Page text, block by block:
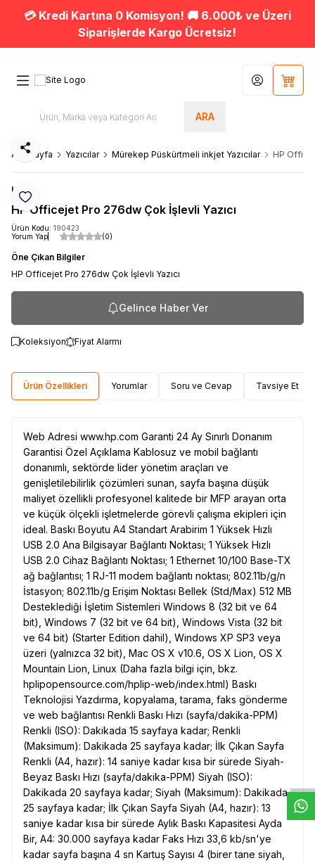
💳 Kredi Kartına 0 Komisyon! 🚚 6.000₺ ve Üzeri
Siparişlerde Kargo Ücretsiz!
ARA
Hesabım
Ana Sayfa Yazıcılar Mürekep Püskürtmeli inkjet Yazıcılar HP
Favoriye Ekle
Paylaş
HP
HP Officejet Pro 276dw Çok İşlevli Yazıcı
Ürün Kodu: 190423
Yorum Yap
(0)
Öne Çıkan Bilgiler
HP Officejet Pro 276dw Çok İşlevli Yazıcı
Gelince Haber Ver
Koleksiyon Fiyat Alarmı
Ürün Özellikleri Yorumlar Soru ve Cevap Tavsiye Et
Web Adresi www.hp.com Garanti 24 Ay Sınırlı Donanım
Garantisi Özel Açıklama Kablosuz ve mobil bağlantı
donanımlı, sektörde lider yönetim araçları ve
genişletilebilirlik çözümleri sunan, sayfa başına düşük
maliyet özellikli profesyonel kalitede bir MFP arayan orta
ve küçük ölçekli işletmelerde görevli çalışma ekipleri için
ideal. Baskı Boyutu A4 Standart Arabirim 1 Yüksek Hızlı
USB 2.0 Ana Bilgisayar Bağlantı Noktası; 1 Yüksek Hızlı
USB 2.0 Cihaz Bağlantı Noktası; 1 Ethernet 10/100 Base-TX
ağ bağlantısı; 1 RJ-11 modem bağlantı noktası; 802.11b/g/n
İstasyon; 802.11b/g Erişim Noktası Bellek (Std/Max) 512 MB
Desteklediği İşletim Sistemleri Windows 8 (32 bit ve 64
bit), Windows 7 (32 bit ve 64 bit), Windows Vista (32 bit
ve 64 bit) (Starter Edition dahil), Windows XP SP3 veya
üzeri (yalnızca 32 bit), Mac OS X v10.6, OS X Lion, OS X
Mountain Lion, Linux (Daha fazla bilgi için, bkz.
hplipopensource.com/hplip-web/index.html) Baskı
Teknolojisi Yazdırma, kopyalama, tarama, faks gönderme
ve web bağlantısı Renkli Baskı Hızı (sayfa/dakika-PPM)
Renkli (ISO): Dakikada 15 sayfaya kadar; Renkli
(Maksimum): Dakikada 25 sayfaya kadar; İlk Çıkan Sayfa
Renkli (A4, hazır): 14 saniye kadar kısa bir sürede Siyah-
Beyaz Baskı Hızı (sayfa/dakika-PPM) Siyah (ISO):
Dakikada 20 sayfaya kadar; Siyah (Maksimum): Dakikada
25 sayfaya kadar; İlk Çıkan Sayfa Siyah (A4, hazır): 13
saniye kadar kısa bir sürede Aylık Baskı Kapasitesi Ayda
Bir, A4: 30.000 sayfaya kadar Faks Hızı 33,6 kb/sn'ye
kadar sayfa başına 4 sn Kartuş Sayısı 4 (birer tane siyah,